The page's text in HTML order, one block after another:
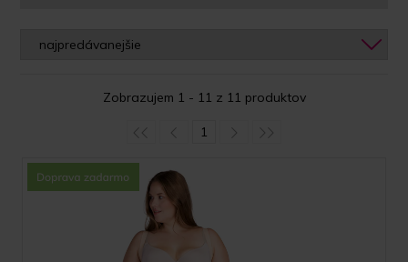
Zobrazujem 1 - 11 z 11 produktov
1